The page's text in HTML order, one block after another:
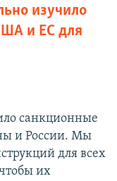
изучило
и ЕС для
санкционные
и России. Мы
для всех
их